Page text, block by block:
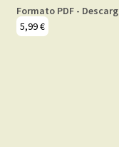
Formato PDF -
5,99€